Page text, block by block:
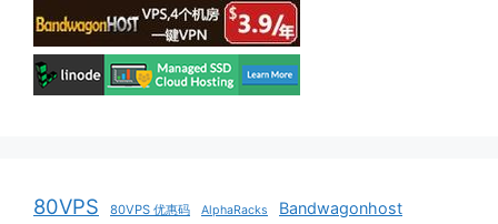
80VPS 80VPS 优惠码 AlphaRacks Bandwagonhost